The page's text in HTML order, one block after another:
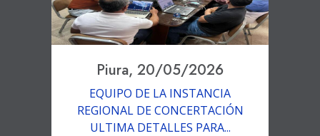
Piura, 20/05/2026
EQUIPO DE LA INSTANCIA
REGIONAL DE CONCERTACIÓN
ULTIMA DETALLES PARA...